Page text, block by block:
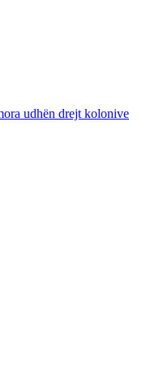
udhën drejt kolonive